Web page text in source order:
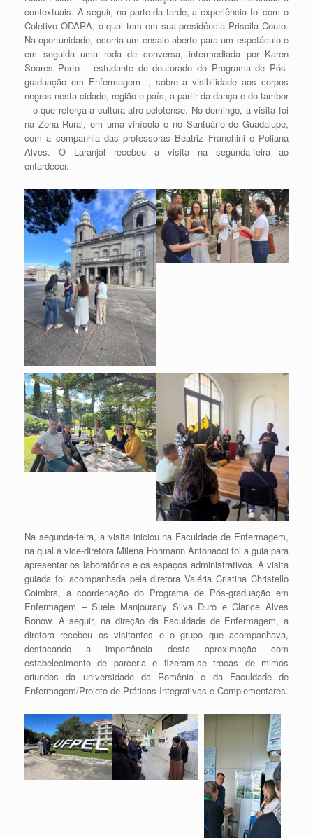
contextuais. A seguir, na parte da tarde, a experiência foi com o
Coletivo ODARA, o qual tem em sua presidência Priscila Couto.
Na oportunidade, ocorria um ensaio aberto para um espetáculo e
em seguida uma roda de conversa, intermediada por Karen
Soares Porto – estudante de doutorado do Programa de Pós-
graduação em Enfermagem -, sobre a visibilidade aos corpos
negros nesta cidade, região e país, a partir da dança e do tambor
– o que reforça a cultura afro-pelotense. No domingo, a visita foi
na Zona Rural, em uma vinícola e no Santuário de Guadalupe,
com a companhia das professoras Beatriz Franchini e Poliana
Alves. O Laranjal recebeu a visita na segunda-feira ao
entardecer.
Na segunda-feira, a visita iniciou na Faculdade de Enfermagem,
na qual a vice-diretora Milena Hohmann Antonacci foi a guia para
apresentar os laboratórios e os espaços administrativos. A visita
guiada foi acompanhada pela diretora Valéria Cristina Christello
Coimbra, a coordenação do Programa de Pós-graduação em
Enfermagem – Suele Manjourany Silva Duro e Clarice Alves
Bonow. A seguir, na direção da Faculdade de Enfermagem, a
diretora recebeu os visitantes e o grupo que acompanhava,
destacando a importância desta aproximação com
estabelecimento de parceria e fizeram-se trocas de mimos
oriundos da universidade da Romênia e da Faculdade de
Enfermagem/Projeto de Práticas Integrativas e Complementares.